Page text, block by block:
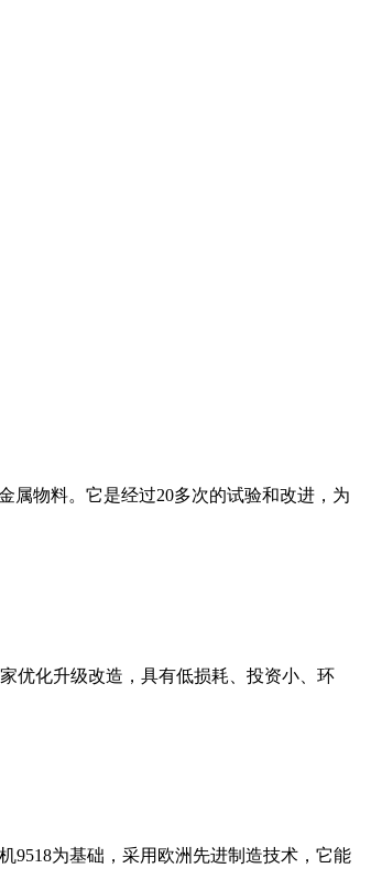
属物料。它是经过20多次的试验和改进，为
优化升级改造，具有低损耗、投资小、环
9518为基础，采用欧洲先进制造技术，它能